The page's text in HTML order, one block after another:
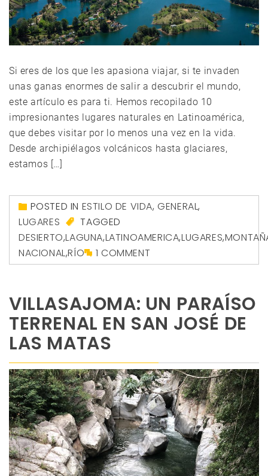
Si eres de los que les apasiona viajar, si te invaden
unas ganas enormes de salir a descubrir el mundo,
este artículo es para ti. Hemos recopilado 10
impresionantes lugares naturales en Latinoamérica,
que debes visitar por lo menos una vez en la vida.
Desde archipiélagos volcánicos hasta glaciares,
estamos […]
POSTED IN ESTILO DE VIDA,GENERAL,
LUGARES
TAGGED
DESIERTO,LAGUNA,LATINOAMERICA,LUGARES,
NACIONAL,RÍO 1 COMMENT
VILLASAJOMA: UN PARAÍSO
TERRENAL EN SAN JOSÉ DE
LAS MATAS